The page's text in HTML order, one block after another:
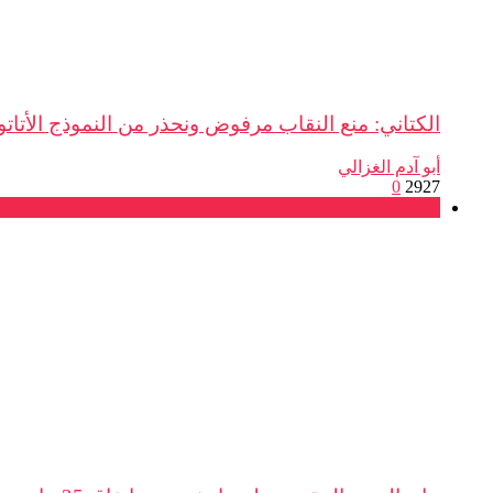
الكتاني: منع النقاب مرفوض ونحذر من النموذج
أبو آدم الغزالي
2927
0